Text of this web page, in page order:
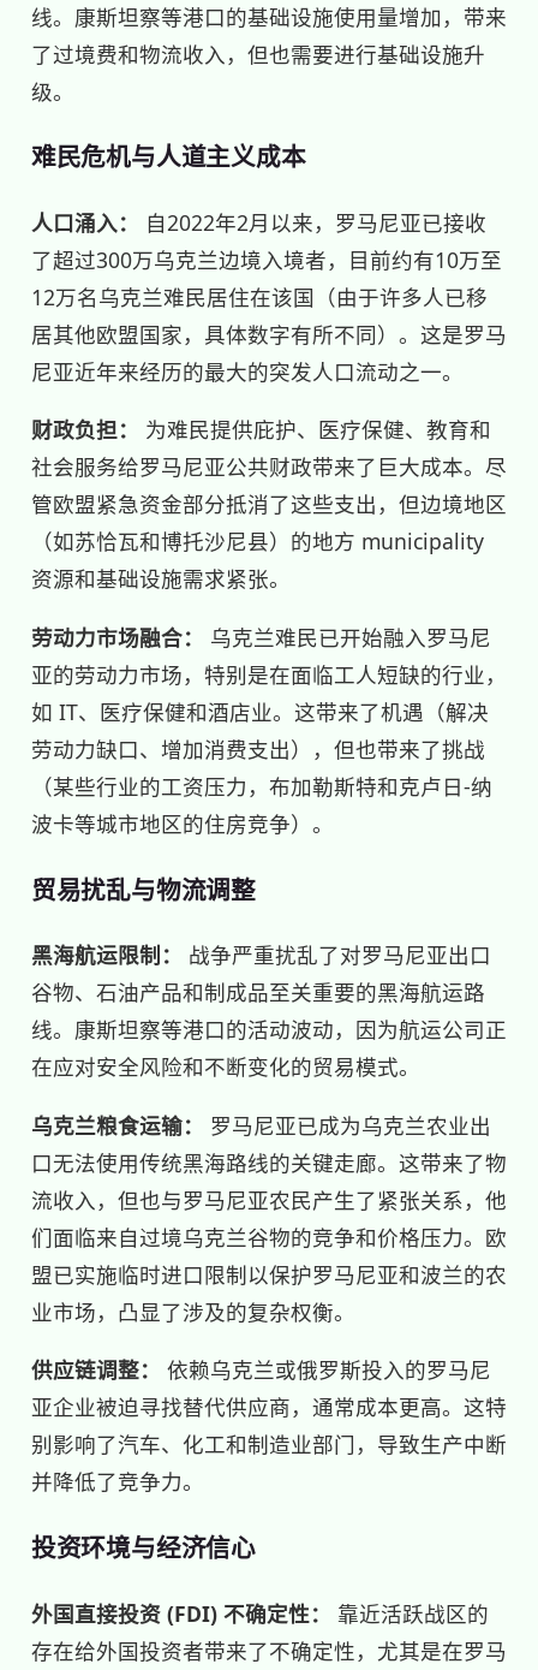
线。康斯坦察等港口的基础设施使用量增加，带来
了过境费和物流收入，但也需要进行基础设施升
级。
难民危机与人道主义成本
人口涌入：
自2022年2月以来，罗马尼亚已接收
了超过300万乌克兰边境入境者，目前约有10万至
12万名乌克兰难民居住在该国（由于许多人已移
居其他欧盟国家，具体数字有所不同）。这是罗马
尼亚近年来经历的最大的突发人口流动之一。
财政负担：
为难民提供庇护、医疗保健、教育和
社会服务给罗马尼亚公共财政带来了巨大成本。尽
管欧盟紧急资金部分抵消了这些支出，但边境地区
（如苏恰瓦和博托沙尼县）的地方 municipality
资源和基础设施需求紧张。
劳动力市场融合：
乌克兰难民已开始融入罗马尼
亚的劳动力市场，特别是在面临工人短缺的行业，
如 IT、医疗保健和酒店业。这带来了机遇（解决
劳动力缺口、增加消费支出），但也带来了挑战
（某些行业的工资压力，布加勒斯特和克卢日-纳
波卡等城市地区的住房竞争）。
贸易扰乱与物流调整
黑海航运限制：
战争严重扰乱了对罗马尼亚出口
谷物、石油产品和制成品至关重要的黑海航运路
线。康斯坦察等港口的活动波动，因为航运公司正
在应对安全风险和不断变化的贸易模式。
乌克兰粮食运输：
罗马尼亚已成为乌克兰农业出
口无法使用传统黑海路线的关键走廊。这带来了物
流收入，但也与罗马尼亚农民产生了紧张关系，他
们面临来自过境乌克兰谷物的竞争和价格压力。欧
盟已实施临时进口限制以保护罗马尼亚和波兰的农
业市场，凸显了涉及的复杂权衡。
供应链调整：
依赖乌克兰或俄罗斯投入的罗马尼
亚企业被迫寻找替代供应商，通常成本更高。这特
别影响了汽车、化工和制造业部门，导致生产中断
并降低了竞争力。
投资环境与经济信心
外国直接投资 (FDI) 不确定性：
靠近活跃战区的
存在给外国投资者带来了不确定性，尤其是在罗马